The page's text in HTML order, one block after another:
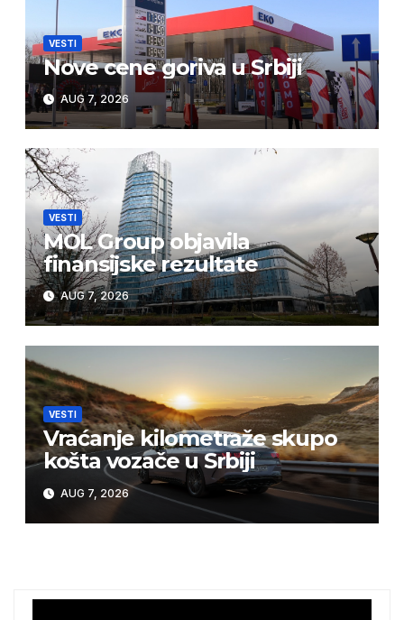
VESTI
Nove cene goriva u Srbiji
AUG 7, 2026
VESTI
MOL Group objavila
finansijske rezultate
AUG 7, 2026
VESTI
Vraćanje kilometraže skupo
košta vozače u Srbiji
AUG 7, 2026